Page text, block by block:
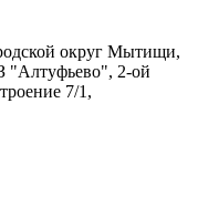
округ Мытищи,
"Алтуфьево", 2-ой
7/1,